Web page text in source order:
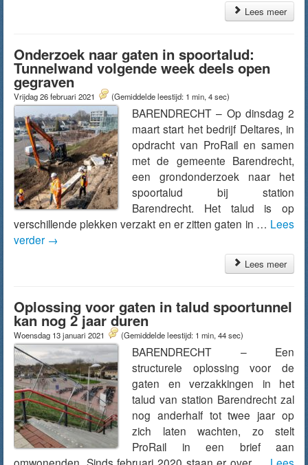
Lees meer
Onderzoek naar gaten in spoortalud:
Tunnelwand volgende week deels open
gegraven
Vrijdag 26 februari 2021 (Gemiddelde leestijd: 1 min, 4 sec)
BARENDRECHT – Op dinsdag 2
maart start het bedrijf Deltares, in
opdracht van ProRail en samen
met de gemeente Barendrecht,
een grondonderzoek naar het
spoortalud bij station
Barendrecht. Het talud is op
verschillende plekken verzakt en er zitten gaten in … Lees
verder →
Lees meer
Oplossing voor gaten in talud spoortunnel
kan nog 2 jaar duren
Woensdag 13 januari 2021 (Gemiddelde leestijd: 1 min, 44 sec)
BARENDRECHT – Een
structurele oplossing voor de
gaten en verzakkingen in het
talud van station Barendrecht zal
nog anderhalf tot twee jaar op
zich laten wachten, zo stelt
ProRail in een brief aan